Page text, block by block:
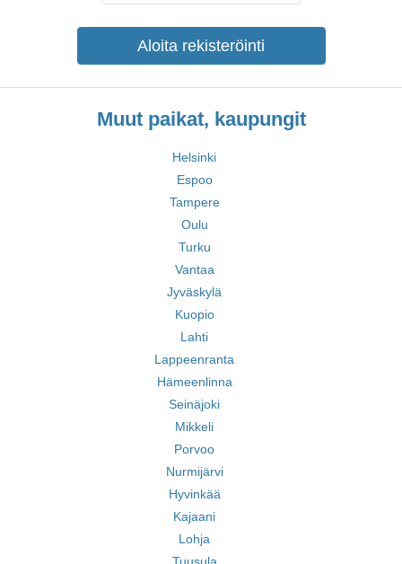
Aloita rekisteröinti
Muut paikat, kaupungit
Helsinki
Espoo
Tampere
Oulu
Turku
Vantaa
Jyväskylä
Kuopio
Lahti
Lappeenranta
Hämeenlinna
Seinäjoki
Mikkeli
Porvoo
Nurmijärvi
Hyvinkää
Kajaani
Lohja